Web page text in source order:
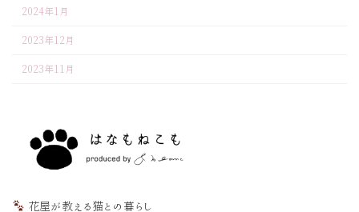
2024年1月
2023年12月
2023年11月
花屋が教える猫との暮らし